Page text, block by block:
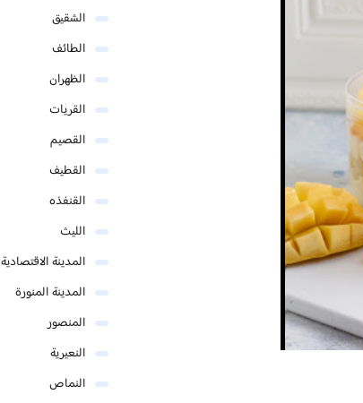
الشقيق
الطائف
الظهران
القريات
القصيم
القطيف
القنفذه
الليث
المدينة الاقتصادية
المدينة المنورة
المنصور
النعيرية
النماص